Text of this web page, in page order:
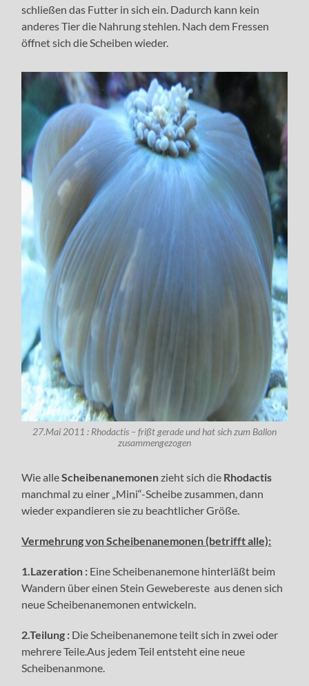
schließen das Futter in sich ein. Dadurch kann kein
anderes Tier die Nahrung stehlen. Nach dem Fressen
öffnet sich die Scheiben wieder.
27.Mai 2011 : Rhodactis – frißt gerade und hat sich zum Ballon
zusammengezogen
Wie alleScheibenanemonenzieht sich die Rhodactis
manchmal zu einer „Mini“-Scheibe zusammen, dann
wieder expandieren sie zu beachtlicher Größe.
Vermehrung von Scheibenanemonen (betrifft alle):
1.Lazeration : Eine Scheibenanemone hinterläßt beim
Wandern über einen Stein Gewebereste aus denen sich
neue Scheibenanemonen entwickeln.
2.Teilung : Die Scheibenanemone teilt sich in zwei oder
mehrere Teile.Aus jedem Teil entsteht eine neue
Scheibenanmone.